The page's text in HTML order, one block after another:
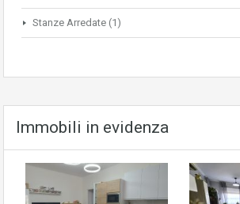
Stanze Arredate (1)
Immobili in evidenza